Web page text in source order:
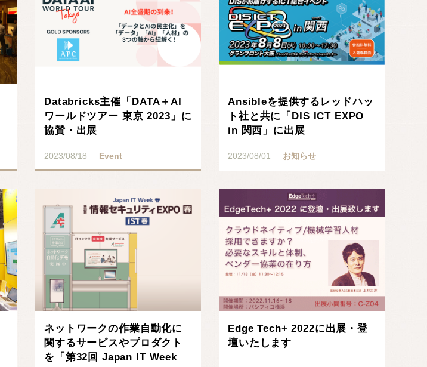
Databricks主催「DATA＋AI
ワールドツアー 東京 2023」に
協賛・出展
2023/08/18 Event
Ansibleを提供するレッドハッ
ト社と共に「DIS ICT EXPO
in 関西」に出展
2023/08/01 お知らせ
ネットワークの作業自動化に
関するサービスやプロダクト
を「第32回 Japan IT Week
Edge Tech+ 2022に出展・登
壇いたします